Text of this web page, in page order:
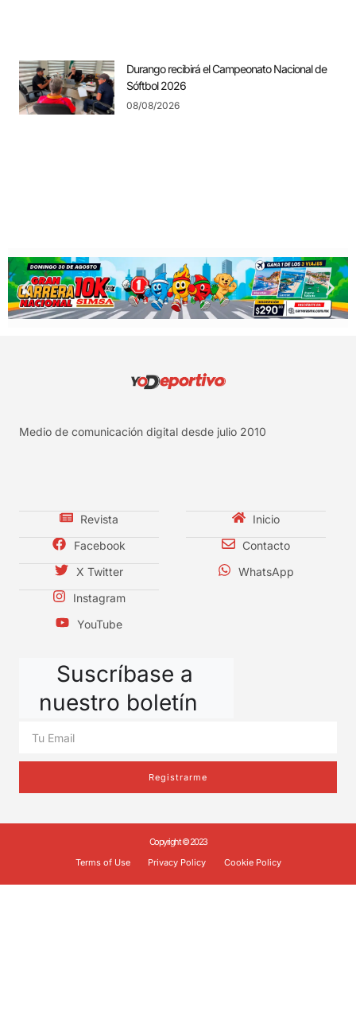
Durango recibirá el Campeonato Nacional de
Sóftbol 2026
08/08/2026
Medio de comunicación digital desde julio 2010
Revista
Facebook
X Twitter
Instagram
YouTube
Inicio
Contacto
WhatsApp
Suscríbase a
nuestro boletín
Registrarme
Copyright © 2023
Terms of Use
Privacy Policy Cookie Policy